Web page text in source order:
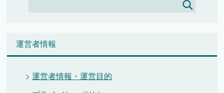
運営者情報
運営者情報・運営目的